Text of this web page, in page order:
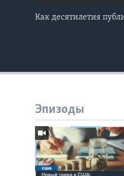
Как десятилетия
Эпизоды